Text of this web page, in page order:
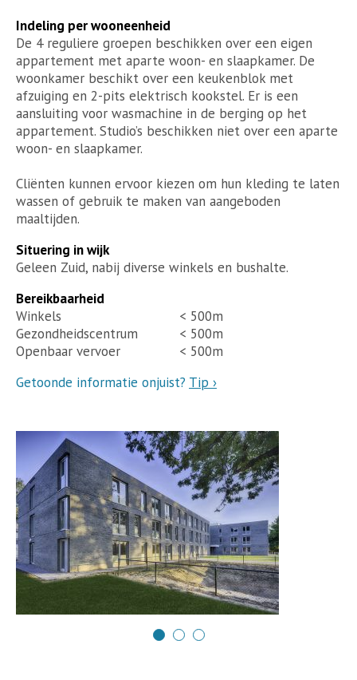
Indeling per wooneenheid
De 4 reguliere groepen beschikken over een eigen
appartement met aparte woon- en slaapkamer. De
woonkamer beschikt over een keukenblok met
afzuiging en 2-pits elektrisch kookstel. Er is een
aansluiting voor wasmachine in de berging op het
appartement. Studio’s beschikken niet over een aparte
woon- en slaapkamer.
Cliënten kunnen ervoor kiezen om hun kleding te laten
wassen of gebruik te maken van aangeboden
maaltijden.
Situering in wijk
Geleen Zuid, nabij diverse winkels en bushalte.
Bereikbaarheid
Winkels
< 500m
Gezondheidscentrum
< 500m
Openbaar vervoer
< 500m
Getoonde informatie onjuist? Tip ›